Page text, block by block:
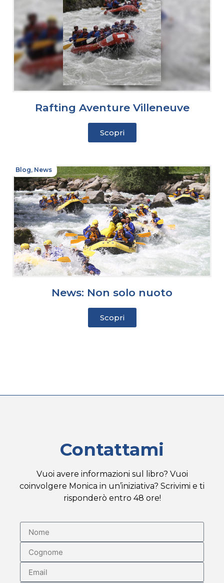
Rafting Aventure Villeneuve
Scopri
Blog, News
News: Non solo nuoto
Scopri
Contattami
Vuoi avere informazioni sul libro? Vuoi
coinvolgere Monica in un’iniziativa? Scrivimi e ti
risponderò entro 48 ore!